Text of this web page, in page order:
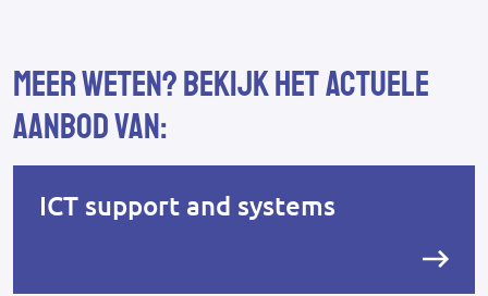
Meer weten? Bekijk het actuele
aanbod van:
ICT support and systems